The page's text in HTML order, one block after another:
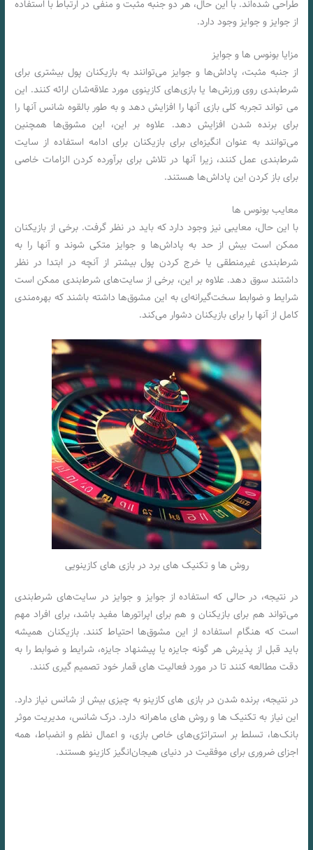
طراحی شده‌اند. با این حال، هر دو جنبه مثبت و منفی در ارتباط با استفاده
از جوایز و جوایز وجود دارد.
مزایا بونوس ها و جوایز
از جنبه مثبت، پاداش‌ها و جوایز می‌توانند به بازیکنان پول بیشتری برای
شرط‌بندی روی ورزش‌ها یا بازی‌های کازینوی مورد علاقه‌شان ارائه کنند. این
می تواند تجربه کلی بازی آنها را افزایش دهد و به طور بالقوه شانس آنها را
برای برنده شدن افزایش دهد. علاوه بر این، این مشوق‌ها همچنین
می‌توانند به عنوان انگیزه‌ای برای بازیکنان برای ادامه استفاده از سایت
شرط‌بندی عمل کنند، زیرا آنها در تلاش برای برآورده کردن الزامات خاصی
برای باز کردن این پاداش‌ها هستند.
معایب بونوس ها
با این حال، معایبی نیز وجود دارد که باید در نظر گرفت. برخی از بازیکنان
ممکن است بیش از حد به پاداش‌ها و جوایز متکی شوند و آنها را به
شرط‌بندی غیرمنطقی یا خرج کردن پول بیشتر از آنچه در ابتدا در نظر
داشتند سوق دهد. علاوه بر این، برخی از سایت‌های شرط‌بندی ممکن است
شرایط و ضوابط سخت‌گیرانه‌ای به این مشوق‌ها داشته باشند که بهره‌مندی
کامل از آنها را برای بازیکنان دشوار می‌کند.
روش ها و تکنیک های برد در بازی های کازینویی
در نتیجه، در حالی که استفاده از جوایز و جوایز در سایت‌های شرط‌بندی
می‌تواند هم برای بازیکنان و هم برای اپراتورها مفید باشد، برای افراد مهم
است که هنگام استفاده از این مشوق‌ها احتیاط کنند. بازیکنان همیشه
باید قبل از پذیرش هر گونه جایزه یا پیشنهاد جایزه، شرایط و ضوابط را به
دقت مطالعه کنند تا در مورد فعالیت های قمار خود تصمیم گیری کنند.
در نتیجه، برنده شدن در بازی های کازینو به چیزی بیش از شانس نیاز دارد.
این نیاز به تکنیک ها و روش های ماهرانه دارد. درک شانس، مدیریت موثر
بانک‌ها، تسلط بر استراتژی‌های خاص بازی، و اعمال نظم و انضباط، همه
اجزای ضروری برای موفقیت در دنیای هیجان‌انگیز کازینو هستند.